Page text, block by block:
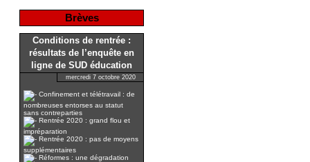
Brèves
Conditions de rentrée :
résultats de l’enquête en
ligne de SUD éducation
mercredi 7 octobre 2020
Confinement et télétravail : de
nombreuses entorses au statut
sans contreparties
Rentrée 2020 : grand flou et
impréparation
Rentrée 2020 : pas de moyens
supplémentaires
Réformes : une dégradation